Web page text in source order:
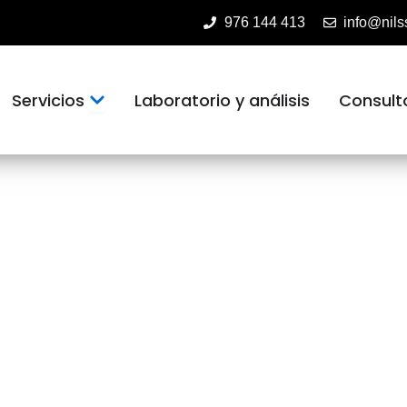
976 144 413
Servicios Open Servicios
Laboratorio y análisis